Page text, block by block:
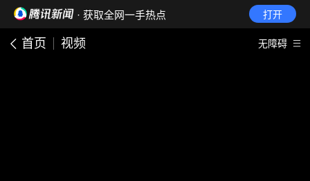
· 获取全网一手热点 打开
首页 视频 无障碍